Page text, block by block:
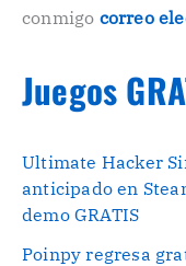
conmigo correo
Juegos
Ultimate Hacker
anticipado en
demo GRATIS
Poinpy regresa